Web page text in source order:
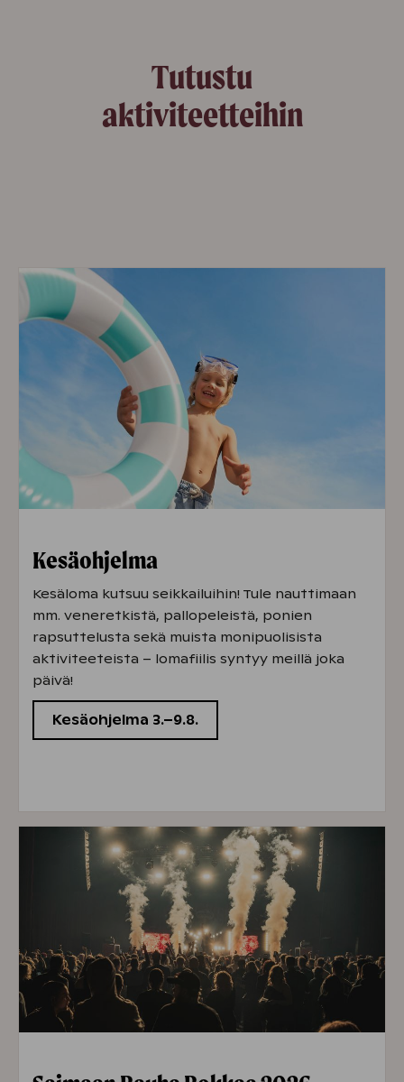
Tutustu
aktiviteetteihin
Kesäohjelma
Kesäloma kutsuu seikkailuihin! Tule nauttimaan
mm. veneretkistä, pallopeleistä, ponien
rapsuttelusta sekä muista monipuolisista
aktiviteeteista – lomafiilis syntyy meillä joka
päivä!
Kesäohjelma 3.–9.8.